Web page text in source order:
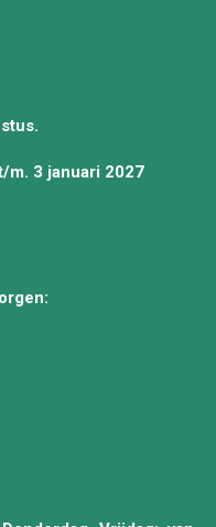
m. 3 januari 2027